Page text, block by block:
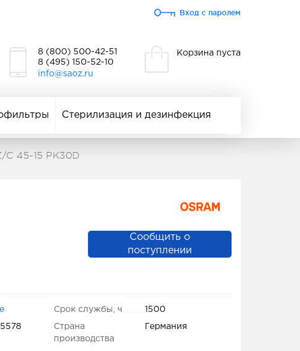
Вход с паролем
8 (800) 500-42-51
8 (495) 150-52-10
info@saoz.ru
Корзина пуста
Стерилизация и дезинфекция
C 45-15 PK30D
Сообщить о
поступлении
Срок службы, ч 1500
Страна
производства
Германия